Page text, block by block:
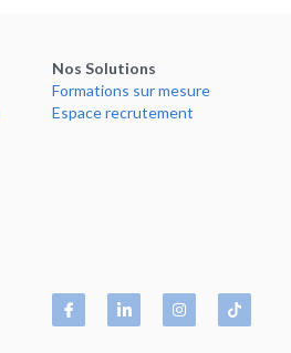
Nos Solutions
Formations sur mesure
Espace recrutement